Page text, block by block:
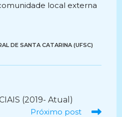
local externa
DE SANTA CATARINA (UFSC)
(2019- Atual)
Próximo post